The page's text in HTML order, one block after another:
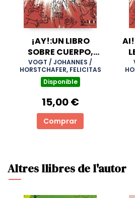
¡AY!:UN LIBRO
SOBRE CUERPO,
HERIDAS Y COMO
NOS CURAMOS
VOGT / JOHANNES /
HORSTCHAFER, FELICITAS
Disponible
15,00 €
Comprar
Altres llibres de l'autor